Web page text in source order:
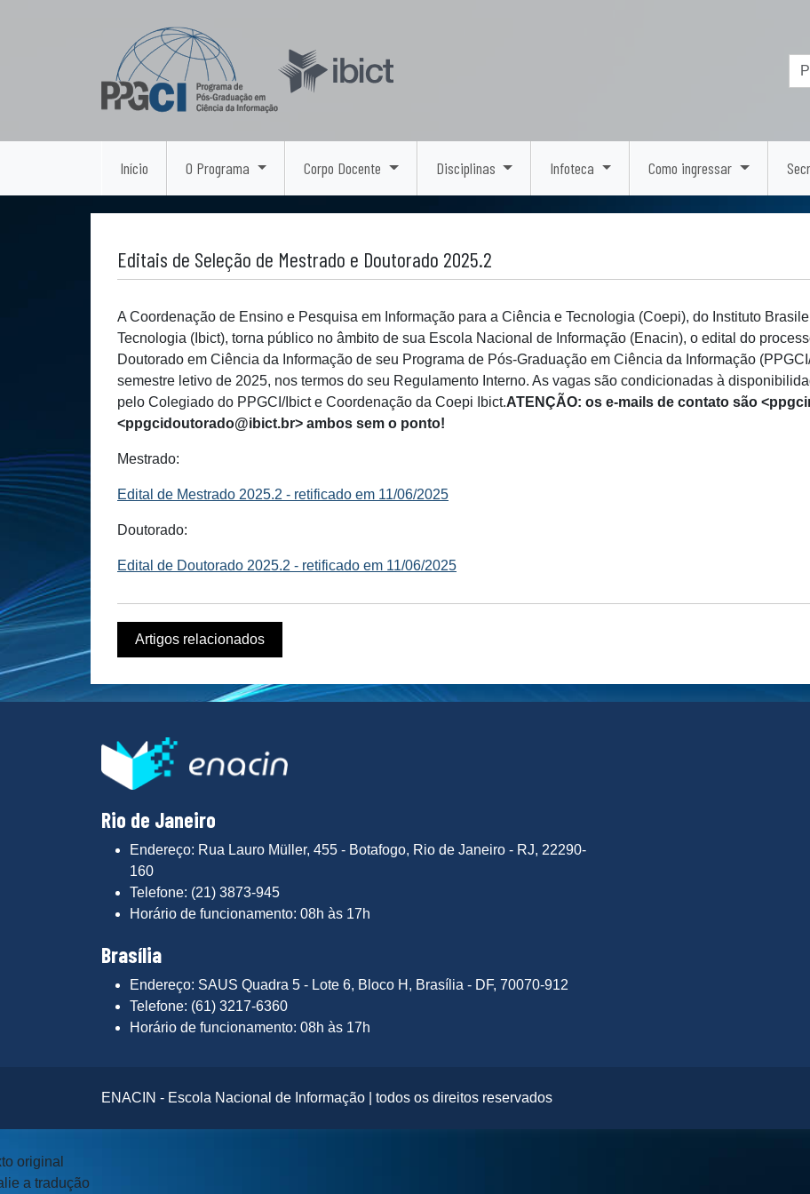
Início O Programa Corpo Docente Disciplinas Infoteca Como ingressar
Editais de Seleção de Mestrado e Doutorado 2025.2
A Coordenação de Ensino e Pesquisa em Informação para a Ciência e Tecnologia (Coepi), do Instituto
Tecnologia (Ibict), torna público no âmbito de sua Escola Nacional de Informação (Enacin), o edital do
Doutorado em Ciência da Informação de seu Programa de Pós-Graduação em Ciência da Informação
semestre letivo de 2025, nos termos do seu Regulamento Interno. As vagas são condicionadas à
pelo Colegiado do PPGCI/Ibict e Coordenação da Coepi Ibict.ATENÇÃO: os e-mails de contato são
<ppgcidoutorado@ibict.br> ambos sem o ponto!
Mestrado:
Edital de Mestrado 2025.2 - retificado em 11/06/2025
Doutorado:
Edital de Doutorado 2025.2 - retificado em 11/06/2025
Artigos relacionados
Rio de Janeiro
Endereço: Rua Lauro Müller, 455 - Botafogo, Rio de Janeiro - RJ, 22290-
160
Telefone: (21) 3873-945
Horário de funcionamento: 08h às 17h
Brasília
Endereço: SAUS Quadra 5 - Lote 6, Bloco H, Brasília - DF, 70070-912
Telefone: (61) 3217-6360
Horário de funcionamento: 08h às 17h
ENACIN - Escola Nacional de Informação | todos os direitos reservados
original
a tradução